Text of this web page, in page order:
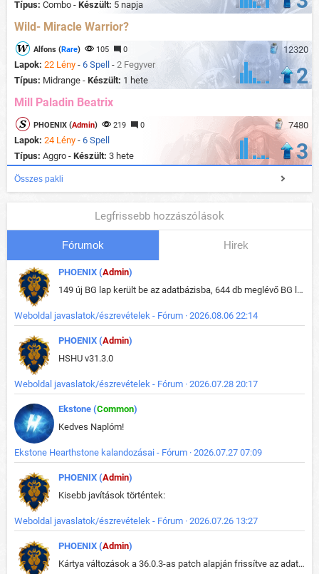
Típus: Combo - Készült: 5 napja
Wild- Miracle Warrior?
12320
Alfons (Rare) 105 0
Lapok: 22 Lény - 6 Spell - 2 Fegyver
Típus: Midrange - Készült: 1 hete 2
Mill Paladin Beatrix
7480
PHOENIX (Admin) 219 0
Lapok: 24 Lény - 6 Spell
Típus: Aggro - Készült: 3 hete 3
Összes pakli
Legfrissebb hozzászólások
Fórumok Hirek
PHOENIX (Admin)
149 új BG lap került be az adatbázisba, 644 db meglévő BG lap módosult, bekerültek az új képek a megváltozott lapokhoz is.
Weboldal javaslatok/észrevételek - Fórum · 2026.08.06 22:14
PHOENIX (Admin)
HSHU v31.3.0
Weboldal javaslatok/észrevételek - Fórum · 2026.07.28 20:17
Ekstone (Common)
Kedves Naplóm!
Ekstone Hearthstone kalandozásai - Fórum · 2026.07.27 07:09
PHOENIX (Admin)
Kisebb javítások történtek:
Weboldal javaslatok/észrevételek - Fórum · 2026.07.26 13:27
PHOENIX (Admin)
Kártya változások a 36.0.3-as patch alapján frissítve az adatbázisban (képek is cserélve).